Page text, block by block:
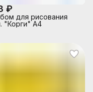
₽
для рисования
"Корги" А4